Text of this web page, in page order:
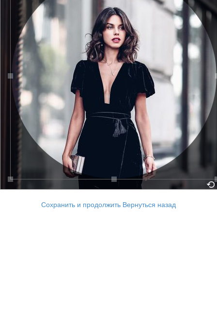
Сохранить и продолжить Вернуться назад